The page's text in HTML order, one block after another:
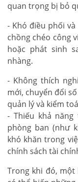
quan trọng bị bỏ
- Khó điều phối
chồng chéo công
hoặc phát sinh
nhàng.
- Không thích
mới, chuyển đổi
quản lý và kiểm
- Thiếu khả
phòng ban (như
khó khăn trong
chính sách tài
Trong khi đó,